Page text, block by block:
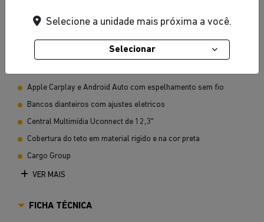
Apple Carplay e Android Auto com espelhamento sem fio
Bancos dianteiros com ajustes eletricos
Central Multimídia Uconnect de 12,3"
Cobertura do teto em material rigido e na cor preta
Cargo Group
VER MAIS
FICHA TÉCNICA
Selecione a unidade mais próxima a você.
Selecionar